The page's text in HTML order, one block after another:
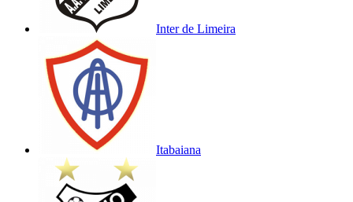
Inter de Limeira
Itabaiana